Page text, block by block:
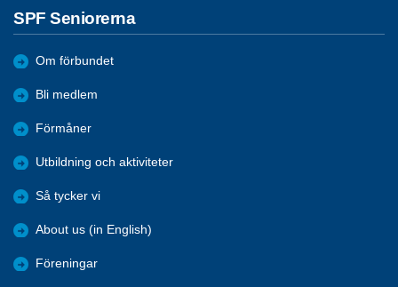
SPF Seniorerna
Om förbundet
Bli medlem
Förmåner
Utbildning och aktiviteter
Så tycker vi
About us (in English)
Föreningar